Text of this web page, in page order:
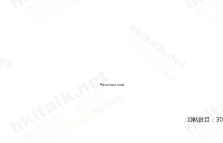
Advertisement
回帖數目： 30